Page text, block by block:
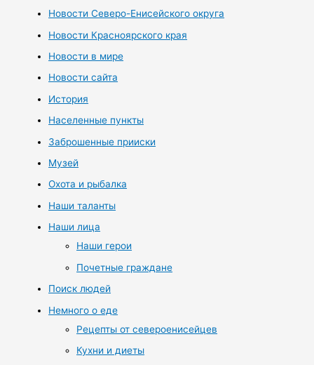
Новости Северо-Енисейского округа
Новости Красноярского края
Новости в мире
Новости сайта
История
Населенные пункты
Заброшенные прииски
Музей
Охота и рыбалка
Наши таланты
Наши лица
Наши герои
Почетные граждане
Поиск людей
Немного о еде
Рецепты от североенисейцев
Кухни и диеты